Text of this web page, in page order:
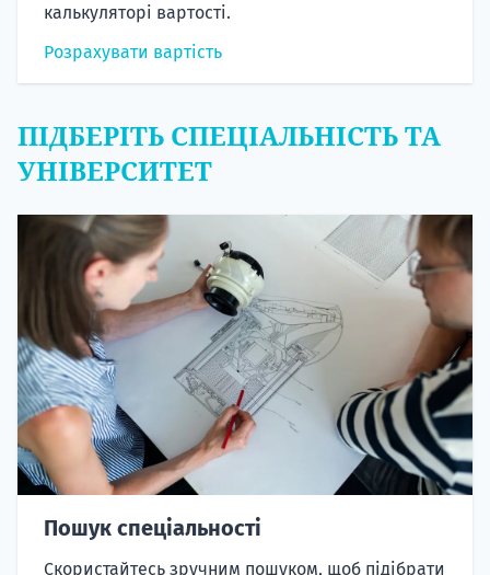
калькуляторі вартості.
Розрахувати вартість
ПІДБЕРІТЬ СПЕЦІАЛЬНІСТЬ ТА
УНІВЕРСИТЕТ
Пошук спеціальності
Скористайтесь зручним пошуком, щоб підібрати